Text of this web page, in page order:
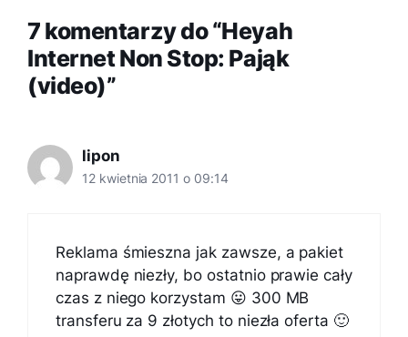
7 komentarzy do “Heyah
Internet Non Stop: Pająk
(video)”
lipon
12 kwietnia 2011 o 09:14
Reklama śmieszna jak zawsze, a pakiet
naprawdę niezły, bo ostatnio prawie cały
czas z niego korzystam 😛 300 MB
transferu za 9 złotych to niezła oferta 🙂